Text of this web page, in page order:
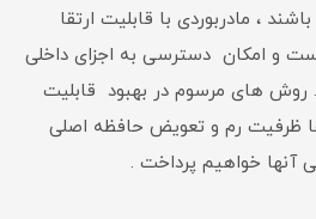
، مادربوردی با قابلیت ارتقا
است و امکان دسترسی به اجزای داخلی
های مرسوم در بهبود قابلیت
ظرفیت رم و تعویض حافظه اصلی
آنها خواهیم پرداخت .